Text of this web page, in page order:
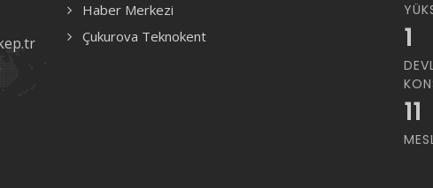
Haber Merkezi
Çukurova Teknokent
1
11